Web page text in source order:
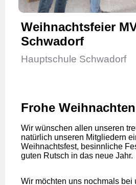
Weihnachtsfeier
Schwadorf
Hauptschule Schwadorf
Frohe
Wir wünschen allen unseren
natürlich unseren Mitgliedern
Weihnachtsfest, besinnliche
guten Rutsch in das neue Jahr.
Wir möchten uns nochmals bei